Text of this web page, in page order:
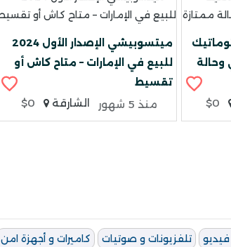
ميتسوبيشي الإصدار الأول 2024
للبيع في الإمارات – متاح كاش أو
تقسيط
$0 الشارقة منذ 5 شهور
فل أوتوماتيك
وحالة
$0
تلفزيونات و صوتيات كاميرات و أجهزة امن